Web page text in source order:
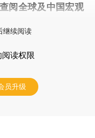
阅全球及中国宏观
继续阅读
阅读权限
员升级